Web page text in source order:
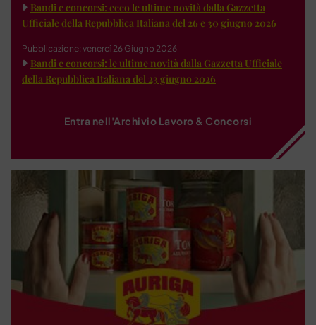
Bandi e concorsi: ecco le ultime novità dalla Gazzetta
Ufficiale della Repubblica Italiana del 26 e 30 giugno 2026
Pubblicazione: venerdì 26 Giugno 2026
Bandi e concorsi: le ultime novità dalla Gazzetta Ufficiale
della Repubblica Italiana del 23 giugno 2026
Entra nell'Archivio Lavoro & Concorsi